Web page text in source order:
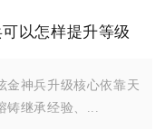
以怎样提升等级
金神兵升级核心依靠天
铸继承经验、...